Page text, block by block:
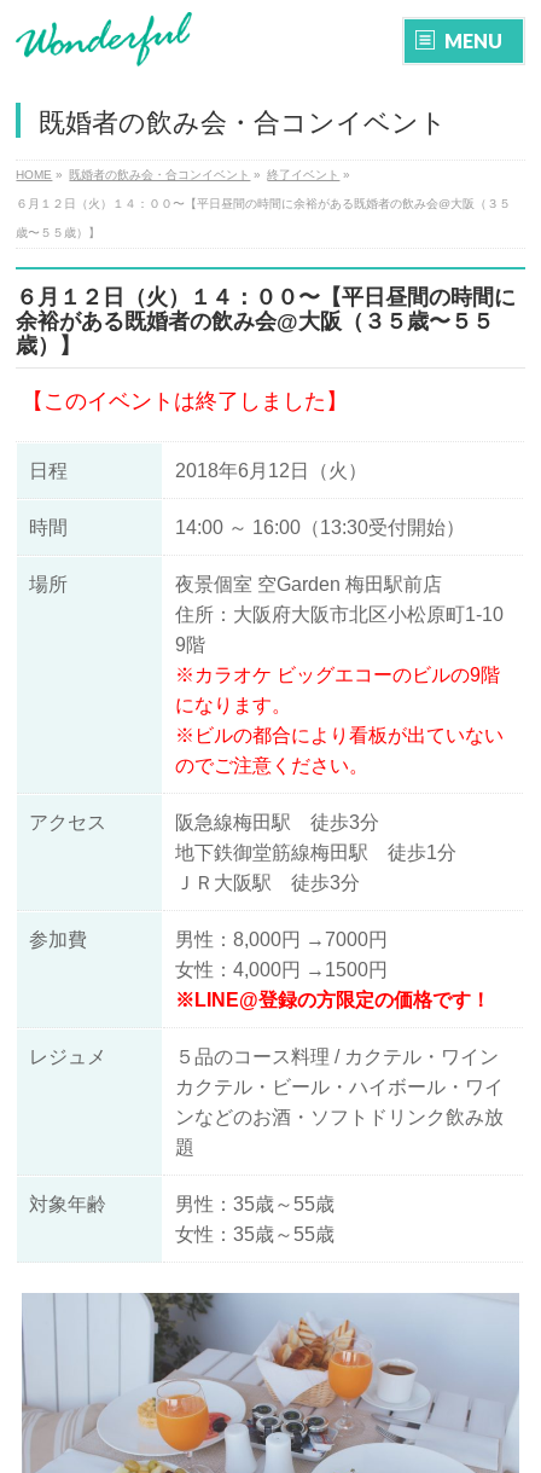
MENU
既婚者の飲み会・合コンイベント
HOME » 既婚者の飲み会・合コンイベント » 終了イベント »
６月１２日（火）１４：００〜【平日昼間の時間に余裕がある既婚者の飲み会@大阪（３５
歳〜５５歳）】
６月１２日（火）１４：００〜【平日昼間の時間に
余裕がある既婚者の飲み会@大阪（３５歳〜５５
歳）】
【このイベントは終了しました】
日程 2018年6月12日（火）
時間 14:00 ～ 16:00（13:30受付開始）
場所 夜景個室 空Garden梅田駅前店
住所：大阪府大阪市北区小松原町1-10
9階
※カラオケ ビッグエコーのビルの9階
になります。
※ビルの都合により看板が出ていない
のでご注意ください。
アクセス
阪急線梅田駅 徒歩3分
地下鉄御堂筋線梅田駅 徒歩1分
ＪＲ大阪駅 徒歩3分
参加費
男性：8,000円 →7000円
女性：4,000円 →1500円
※LINE@登録の方限定の価格です！
レジュメ
５品のコース料理 / カクテル・ワイン
カクテル・ビール・ハイボール・ワイ
ンなどのお酒・ソフトドリンク飲み放
題
対象年齢
男性：35歳～55歳
女性：35歳～55歳